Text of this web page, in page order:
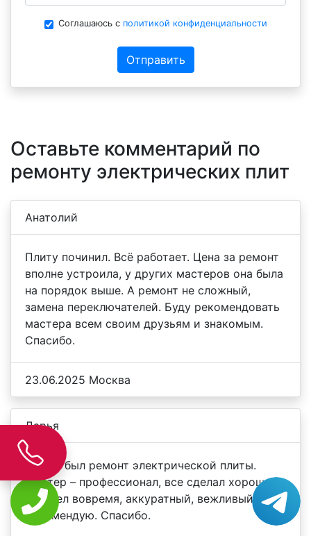
Соглашаюсь с политикой конфиденциальности
Отправить
Оставьте комментарий по
ремонту электрических плит
Анатолий
Плиту починил. Всё работает. Цена за ремонт
вполне устроила, у других мастеров она была
на порядок выше. А ремонт не сложный,
замена переключателей. Буду рекомендовать
мастера всем своим друзьям и знакомым.
Спасибо.
23.06.2025 Москва
Дарья
Нужен был ремонт электрической плиты.
Мастер – профессионал, все сделал хорошо.
Пришел вовремя, аккуратный, вежливый.
Рекомендую. Спасибо.